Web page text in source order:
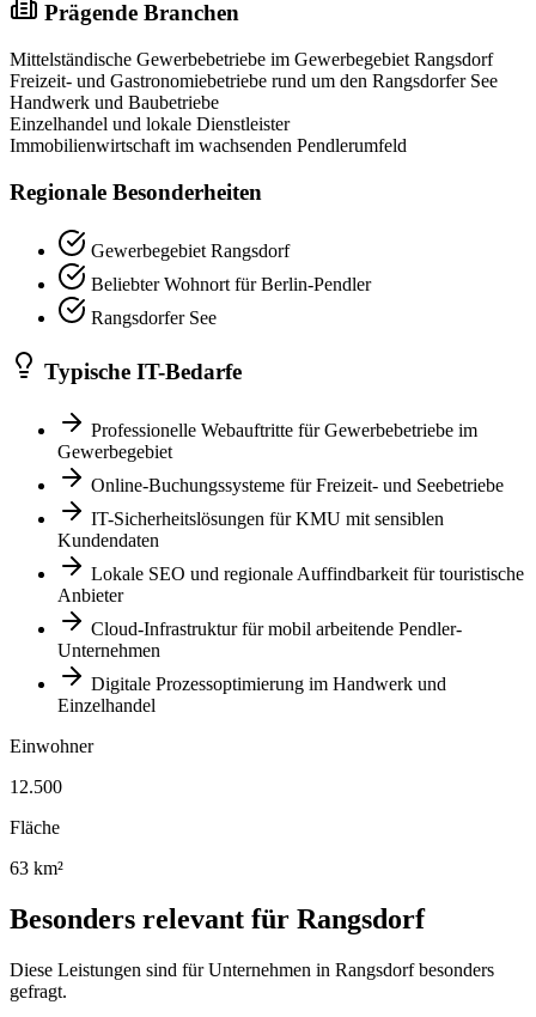
Prägende Branchen
Mittelständische Gewerbebetriebe im Gewerbegebiet Rangsdorf
Freizeit- und Gastronomiebetriebe rund um den Rangsdorfer See
Handwerk und Baubetriebe
Einzelhandel und lokale Dienstleister
Immobilienwirtschaft im wachsenden Pendlerumfeld
Regionale Besonderheiten
Gewerbegebiet Rangsdorf
Beliebter Wohnort für Berlin-Pendler
Rangsdorfer See
Typische IT-Bedarfe
Professionelle Webauftritte für Gewerbebetriebe im
Gewerbegebiet
Online-Buchungssysteme für Freizeit- und Seebetriebe
IT-Sicherheitslösungen für KMU mit sensiblen
Kundendaten
Lokale SEO und regionale Auffindbarkeit für touristische
Anbieter
Cloud-Infrastruktur für mobil arbeitende Pendler-
Unternehmen
Digitale Prozessoptimierung im Handwerk und
Einzelhandel
Einwohner
12.500
Fläche
63 km²
Besonders relevant für Rangsdorf
Diese Leistungen sind für Unternehmen in Rangsdorfbesonders
gefragt.